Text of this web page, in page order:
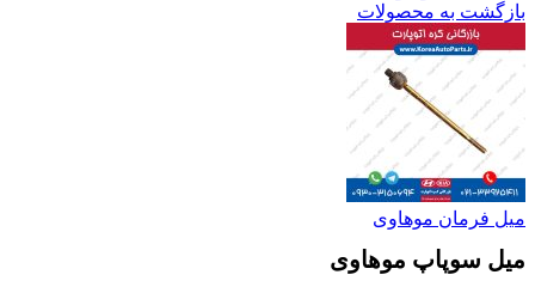
بازگشت به محصولات
میل فرمان موهاوی
میل سوپاپ موهاوی